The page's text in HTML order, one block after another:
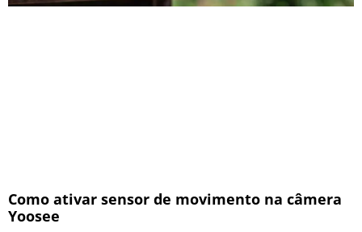
Como ativar sensor de movimento na câmera
Yoosee